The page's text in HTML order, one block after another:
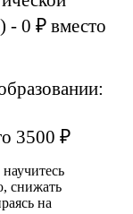
- 0 ₽ вместо
3500 ₽
снижать
на